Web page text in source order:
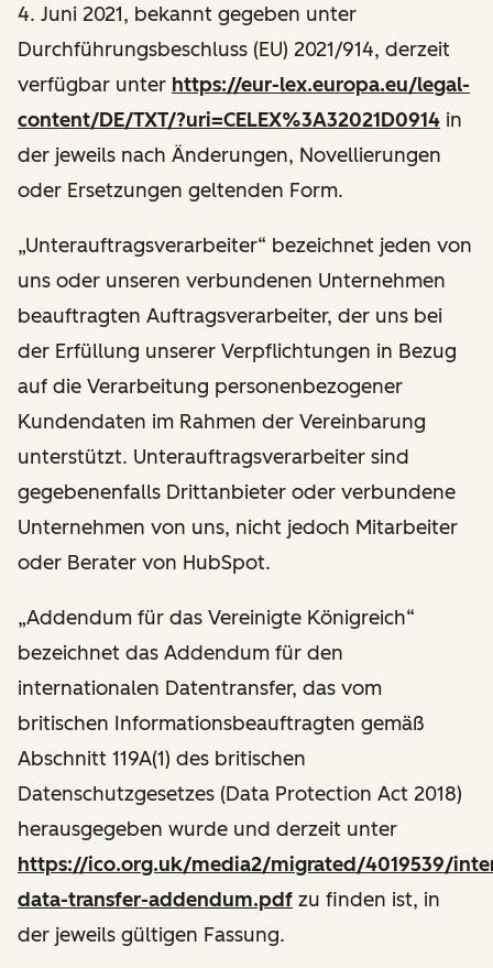
4. Juni 2021, bekannt gegeben unter
Durchführungsbeschluss (EU) 2021/914, derzeit
verfügbar unter https://eur-lex.europa.eu/legal-
content/DE/TXT/?uri=CELEX%3A32021D0914 in
der jeweils nach Änderungen, Novellierungen
oder Ersetzungen geltenden Form.
„Unterauftragsverarbeiter“ bezeichnet jeden von
uns oder unseren verbundenen Unternehmen
beauftragten Auftragsverarbeiter, der uns bei
der Erfüllung unserer Verpflichtungen in Bezug
auf die Verarbeitung personenbezogener
Kundendaten im Rahmen der Vereinbarung
unterstützt. Unterauftragsverarbeiter sind
gegebenenfalls Drittanbieter oder verbundene
Unternehmen von uns, nicht jedoch Mitarbeiter
oder Berater von HubSpot.
„Addendum für das Vereinigte Königreich“
bezeichnet das Addendum für den
internationalen Datentransfer, das vom
britischen Informationsbeauftragten gemäß
Abschnitt 119A(1) des britischen
Datenschutzgesetzes (Data Protection Act 2018)
herausgegeben wurde und derzeit unter
https://ico.org.uk/media2/migrated/4019539/
data-transfer-addendum.pdf zu finden ist, in
der jeweils gültigen Fassung.